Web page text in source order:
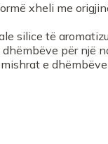
xheli me
silice të
për një
e